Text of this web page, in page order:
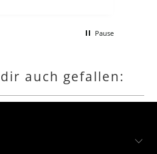
Pause
auch gefallen: